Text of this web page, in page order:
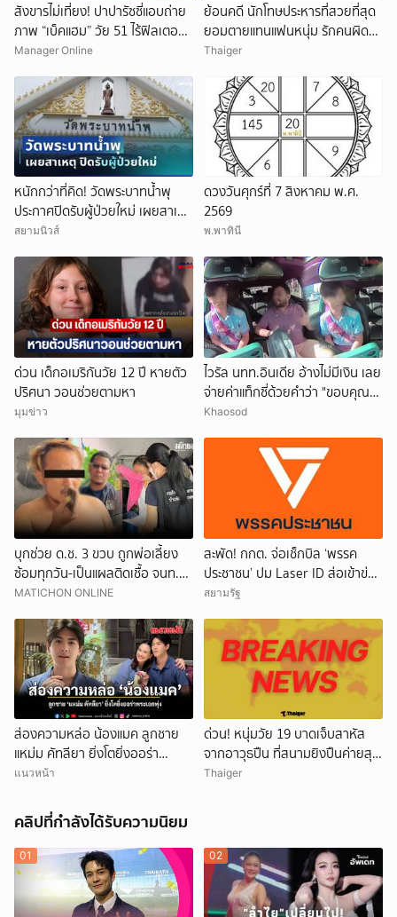
สังขารไม่เที่ยง! ปาปารัซซี่แอบถ่าย
ภาพ “เบ็คแฮม” วัย 51 ไร้ฟิลเตอร์
เผยให้เห็นผมบาง-ศีรษะล้าน
Manager Online
ย้อนคดี นักโทษประหารที่สวยที่สุด
ยอมตายแทนแฟนหนุ่ม รักคนผิด
ชีวิตดิ่งเหว
Thaiger
หนักกว่าที่คิด! วัดพระบาทน้ำพุ
ประกาศปิดรับผู้ป่วยใหม่ เผยสาเหตุ
สุดสะเทือนใจ
สยามนิวส์
ดวงวันศุกร์ที่ 7 สิงหาคม พ.ศ.
2569
พ.พาทินี
ด่วน เด็กอเมริกันวัย 12 ปี หายตัว
ปริศนา วอนช่วยตามหา
มุมข่าว
ไวรัล นทท.อินเดีย อ้างไม่มีเงิน เลย
จ่ายค่าแท็กซี่ด้วยคำว่า "ขอบคุณ"
คนขับอึ้ง แห่วิจารณ์
Khaosod
บุกช่วย ด.ช. 3 ขวบ ถูกพ่อเลี้ยง
ซ้อมทุกวัน-เป็นแผลติดเชื้อ จนท.นำ
ตัวส่งรพ.รักษาทันที
MATICHON ONLINE
สะพัด! กกต. จ่อเช็กบิล ‘พรรค
ประชาชน’ ปม Laser ID ส่อเข้าข่าย
ยุบพรรคตาม ม.92
สยามรัฐ
ส่องความหล่อ น้องแมค ลูกชาย
แหม่ม คัทลียา ยิ่งโตยิ่งออร่า
พระเอกพุ่ง
แนวหน้า
ด่วน! หนุ่มวัย 19 บาดเจ็บสาหัส
จากอาวุธปืน ที่สนามยิงปืนค่ายสุร
นารี โคราช ตำรวจเร่งสอบสาเหตุ
Thaiger
คลิปที่กำลังได้รับความนิยม
01 02